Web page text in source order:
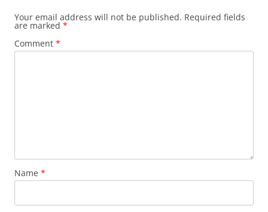
Your email address will not be published. Required fields
are marked *
Comment *
Name *